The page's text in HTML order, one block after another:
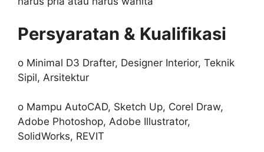
Persyaratan & Kualifikasi
o Minimal D3 Drafter, Designer Interior, Teknik
Sipil, Arsitektur
o Mampu AutoCAD, Sketch Up, Corel Draw,
Adobe Photoshop, Adobe Illustrator,
SolidWorks, REVIT